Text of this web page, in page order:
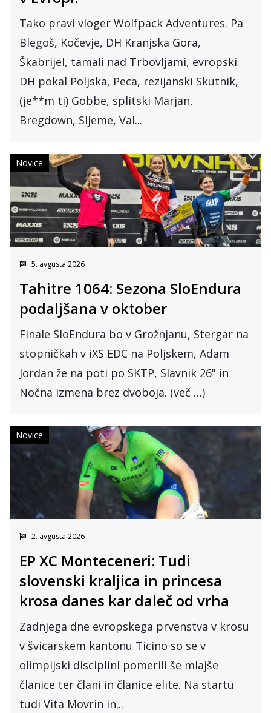
Tako pravi vloger Wolfpack Adventures. Pa
Blegoš, Kočevje, DH Kranjska Gora,
Škabrijel, tamali nad Trbovljami, evropski
DH pokal Poljska, Peca, rezijanski Skutnik,
(je**m ti) Gobbe, splitski Marjan,
Bregdown, Sljeme, Val...
5. avgusta 2026
Tahitre 1064: Sezona SloEndura
podaljšana v oktober
Finale SloEndura bo v Grožnjanu, Stergar na
stopničkah v iXS EDC na Poljskem, Adam
Jordan že na poti po SKTP, Slavnik 26" in
Nočna izmena brez dvoboja. (več …)
Novice
2. avgusta 2026
EP XC Monteceneri: Tudi
slovenski kraljica in princesa
krosa danes kar daleč od vrha
Zadnjega dne evropskega prvenstva v krosu
v švicarskem kantonu Ticino so se v
olimpijski disciplini pomerili še mlajše
članice ter člani in članice elite. Na startu
tudi Vita Movrin in...
Novice